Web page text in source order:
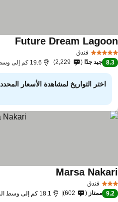
فندق
Future Dream
8.3 جيد جدًا 2,229 19.6 كم إلى وسط المدينة
اختر التواريخ لمشاهدة الأسعار المحددة
فندق
Marsa
9.2 ممتاز 602 18.1 كم إلى وسط المدينة